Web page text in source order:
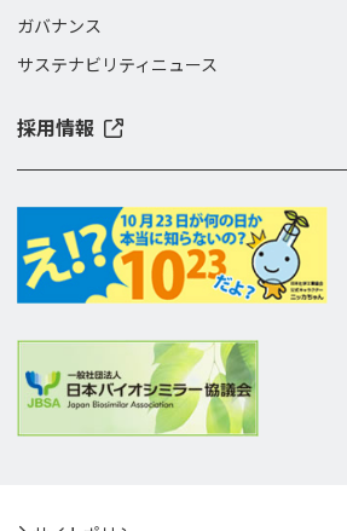
ガバナンス
サステナビリティニュース
採用情報